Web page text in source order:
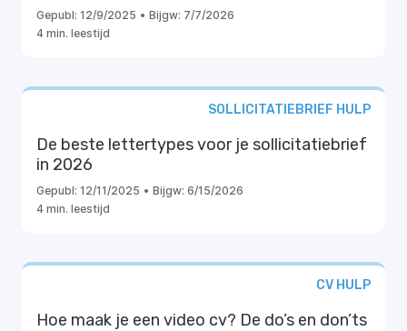
Gepubl: 12/9/2025 • Bijgw: 7/7/2026
4 min. leestijd
SOLLICITATIEBRIEF HULP
De beste lettertypes voor je sollicitatiebrief
in 2026
Gepubl: 12/11/2025 • Bijgw: 6/15/2026
4 min. leestijd
CV HULP
Hoe maak je een video cv? De do’s en don’ts